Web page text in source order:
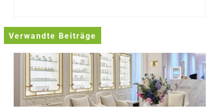
Verwandte Beiträge